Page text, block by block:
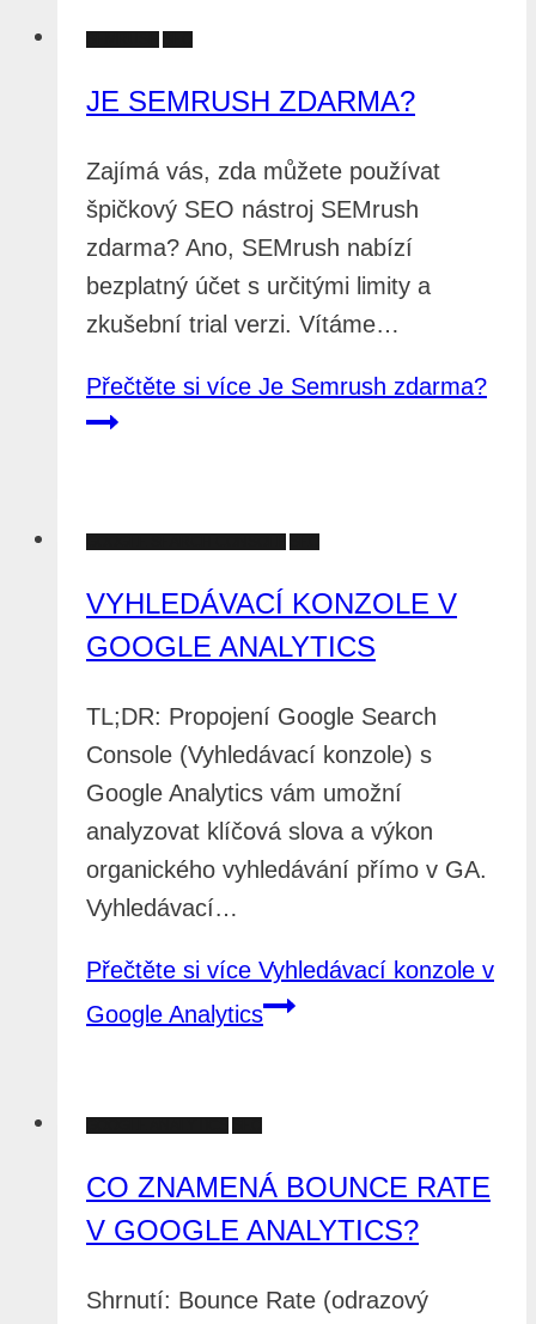
JE SEMRUSH ZDARMA?
Zajímá vás, zda můžete používat
špičkový SEO nástroj SEMrush
zdarma? Ano, SEMrush nabízí
bezplatný účet s určitými limity a
zkušební trial verzi. Vítáme…
Přečtěte si více Je Semrush zdarma?
VYHLEDÁVACÍ KONZOLE V
GOOGLE ANALYTICS
TL;DR: Propojení Google Search
Console (Vyhledávací konzole) s
Google Analytics vám umožní
analyzovat klíčová slova a výkon
organického vyhledávání přímo v GA.
Vyhledávací…
Přečtěte si více Vyhledávací konzole v
Google Analytics
CO ZNAMENÁ BOUNCE RATE
V GOOGLE ANALYTICS?
Shrnutí: Bounce Rate (odrazový